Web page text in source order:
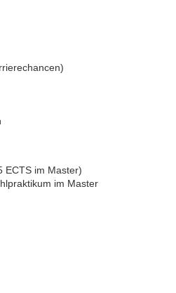
ECTS im Master)
im Master